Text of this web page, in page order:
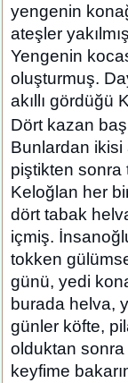
yengenin
ateşler
Yengenin
oluşturmuş.
akıllı gördüğü
Dört kazan
Bunlardan ikisi
piştikten sonra
Keloğlan her
dört tabak
içmiş.
tokken
günü, yedi
burada helva,
günler köfte,
olduktan sonra
keyfime